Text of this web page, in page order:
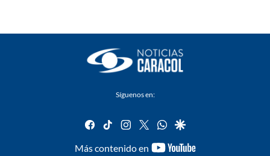
Síguenos en:
facebook
tiktok instagram
twitterwhatsapp
google
Más contenido en
youtube-